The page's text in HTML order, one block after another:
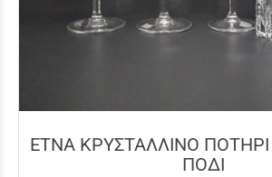
ΕΤΝΑ ΚΡΥΣΤΑΛΛΙΝΟ
ΠΟΔΙ